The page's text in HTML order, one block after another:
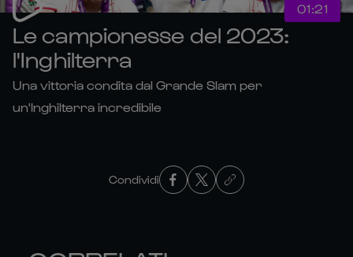
01:21
Le campionesse del 2023:
l'Inghilterra
Una vittoria condita dal Grande Slam per
un'Inghilterra incredibile
Condividi